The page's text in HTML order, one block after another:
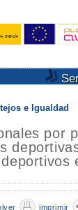
e Igualdad
por
imprimir